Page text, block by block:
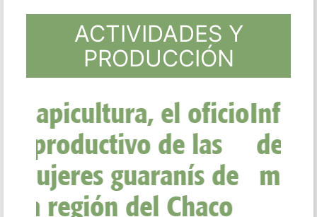
Informe Mujeres: Más
de 30 testimonios de
mujeres desde y por
las luchas por la
tierra y territorio en
Sudamérica